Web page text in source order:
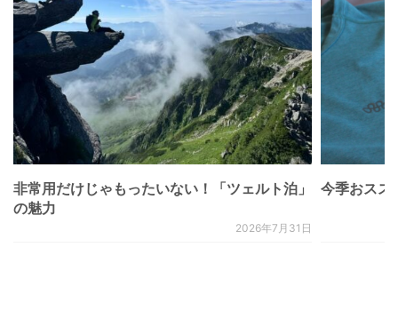
非常用だけじゃもったいない！「ツェルト泊」
の魅力
2026年7月31日
今季おスス